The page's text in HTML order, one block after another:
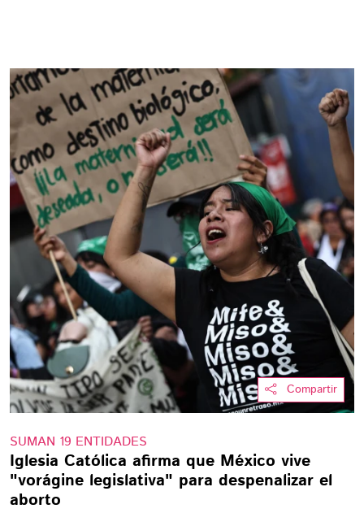
Compartir
SUMAN 19 ENTIDADES
Iglesia Católica afirma que México vive
"vorágine legislativa" para despenalizar el
aborto